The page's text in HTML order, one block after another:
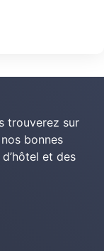
trouverez sur
bonnes
et des